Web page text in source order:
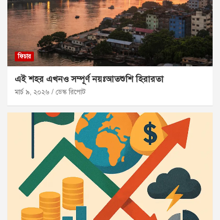
ফিচার
এই শহর এখনও সম্পূর্ণ নয়ঃআতশুশি হিরারতা
মার্চ ৯, ২০২৬ ডেস্ক রিপোট